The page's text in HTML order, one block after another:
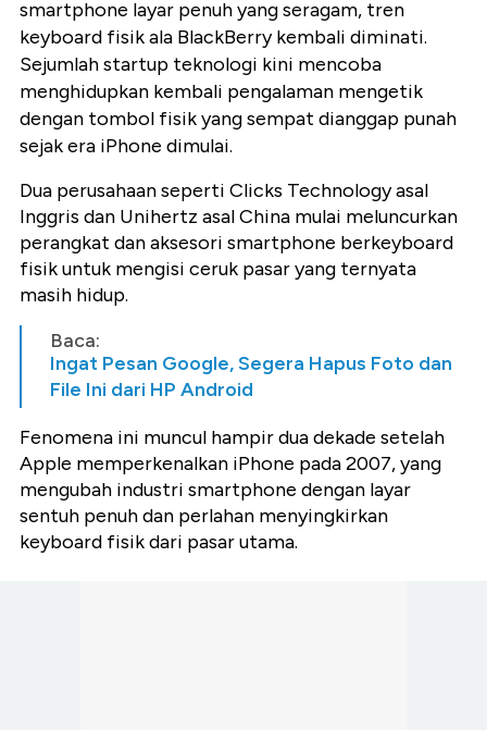
smartphone layar penuh yang seragam, tren
keyboard fisik ala BlackBerry kembali diminati.
Sejumlah startup teknologi kini mencoba
menghidupkan kembali pengalaman mengetik
dengan tombol fisik yang sempat dianggap punah
sejak era iPhone dimulai.
Dua perusahaan seperti Clicks Technology asal
Inggris dan Unihertz asal China mulai meluncurkan
perangkat dan aksesori smartphone berkeyboard
fisik untuk mengisi ceruk pasar yang ternyata
masih hidup.
Baca:
Ingat Pesan Google, Segera Hapus Foto dan
File Ini dari HP Android
Fenomena ini muncul hampir dua dekade setelah
Apple memperkenalkan iPhone pada 2007, yang
mengubah industri smartphone dengan layar
sentuh penuh dan perlahan menyingkirkan
keyboard fisik dari pasar utama.